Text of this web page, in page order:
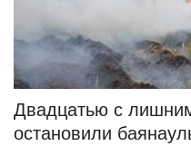
Двадцатью с
остановили